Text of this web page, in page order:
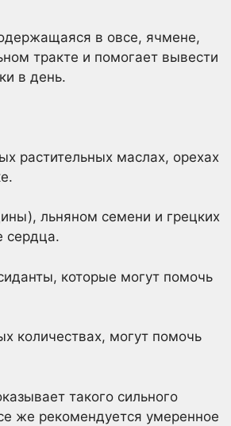
в овсе, ячмене,
тракте и помогает вывести
в день.
растительных маслах, орехах
льняном семени и грецких
сердца.
которые могут помочь
количествах, могут помочь
такого сильного
же рекомендуется умеренное